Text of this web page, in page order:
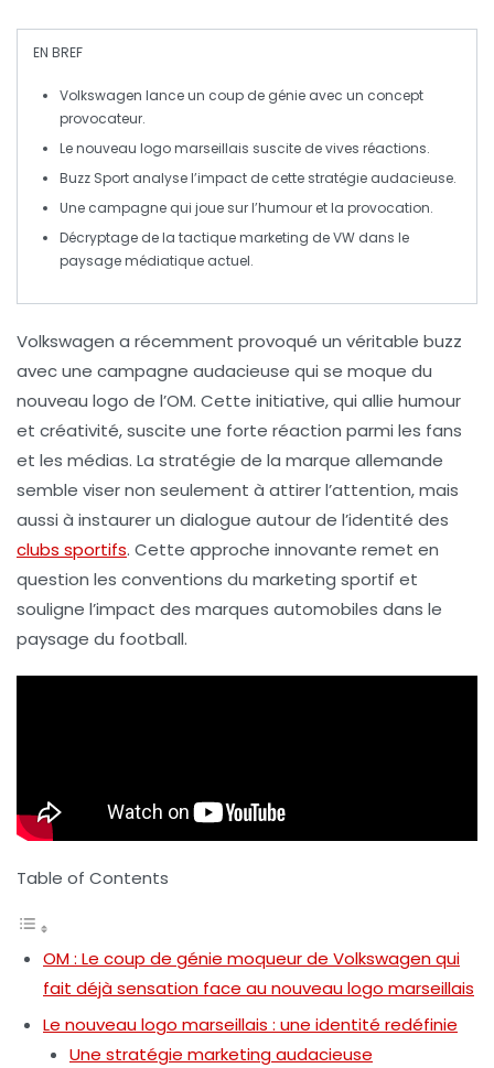
EN BREF
Volkswagen lance un coup de génie avec un concept
provocateur.
Le nouveau logo marseillais suscite de vives réactions.
Buzz Sport analyse l’impact de cette stratégie audacieuse.
Une campagne qui joue sur l’humour et la provocation.
Décryptage de la tactique marketing de VW dans le
paysage médiatique actuel.
Volkswagen a récemment provoqué un véritable buzz
avec une campagne audacieuse qui se moque du
nouveau logo de l’OM. Cette initiative, qui allie humour
et créativité, suscite une forte réaction parmi les fans
et les médias. La stratégie de la marque allemande
semble viser non seulement à attirer l’attention, mais
aussi à instaurer un dialogue autour de l’identité des
clubs sportifs. Cette approche innovante remet en
question les conventions du marketing sportif et
souligne l’impact des marques automobiles dans le
paysage du football.
Table of Contents
OM : Le coup de génie moqueur de Volkswagen qui
fait déjà sensation face au nouveau logo marseillais
Le nouveau logo marseillais : une identité redéfinie
Une stratégie marketing audacieuse